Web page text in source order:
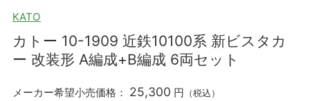
KATO
カトー 10-1909 近鉄10100系 新ビスタカ
ー 改装形 A編成+B編成 6両セット
メーカー希望小売価格： 25,300 円 （税込）